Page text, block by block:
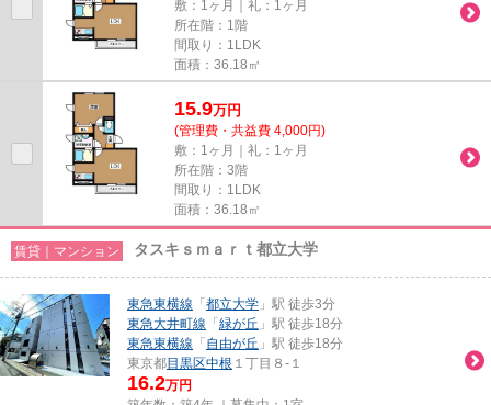
敷：1ヶ月｜礼：1ヶ月
所在階：1階
間取り：1LDK
面積：36.18㎡
15.9万円
(管理費・共益費 4,000円)
敷：1ヶ月｜礼：1ヶ月
所在階：3階
間取り：1LDK
面積：36.18㎡
賃貸｜マンション タスキｓｍａｒｔ都立大学
東急東横線 「 都立大学 」駅 徒歩3分
東急大井町線 「 緑が丘 」駅 徒歩18分
東急東横線 「 自由が丘 」駅 徒歩18分
東京都目黒区中根 １丁目８-１
16.2万円